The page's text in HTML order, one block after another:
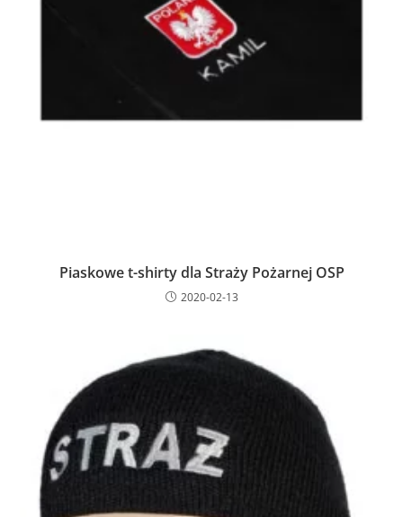
Piaskowe t-shirty dla Straży Pożarnej OSP
2020-02-13